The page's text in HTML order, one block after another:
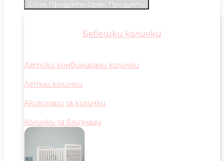
Close Продукти Open Продукти
Бебешки колички
Детски комбинирани колички
Летни колички
Аксесоари за колички
Колички за близнаци